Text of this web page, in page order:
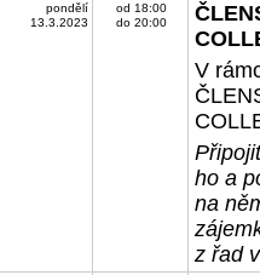
pondělí
13.3.2023
od 18:00
do 20:00
V
ho a
na
z řad